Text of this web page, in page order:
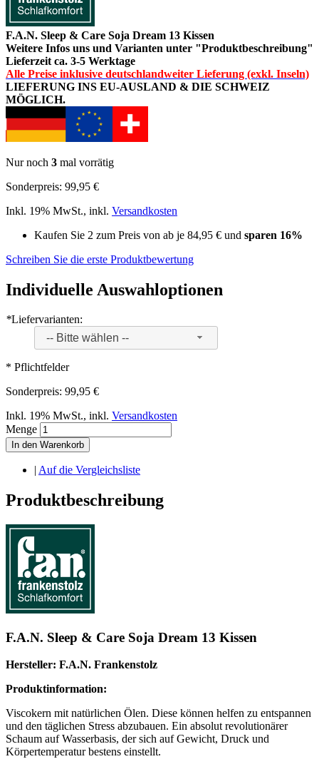
F.A.N. Sleep & Care Soja Dream 13 Kissen
Weitere Infos uns und Varianten unter "Produktbeschreibung"
Lieferzeit ca. 3-5 Werktage
Alle Preise inklusive deutschlandweiter Lieferung (exkl. Inseln)
LIEFERUNG INS EU-AUSLAND & DIE SCHWEIZ
MÖGLICH.
Nur noch 3 mal vorrätig
Sonderpreis: 99,95 €
Inkl. 19% MwSt., inkl. Versandkosten
Kaufen Sie 2 zum Preis von ab je 84,95 € und sparen 16%
Schreiben Sie die erste Produktbewertung
Individuelle Auswahloptionen
*Liefervarianten:
-- Bitte wählen --
* Pflichtfelder
Sonderpreis: 99,95 €
Inkl. 19% MwSt., inkl. Versandkosten
Menge
In den Warenkorb
| Auf die Vergleichsliste
Produktbeschreibung
F.A.N. Sleep & Care Soja Dream 13 Kissen
Hersteller: F.A.N. Frankenstolz
Produktinformation:
Viscokern mit natürlichen Ölen. Diese können helfen zu entspannen
und den täglichen Stress abzubauen. Ein absolut revolutionärer
Schaum auf Wasserbasis, der sich auf Gewicht, Druck und
Körpertemperatur bestens einstellt.